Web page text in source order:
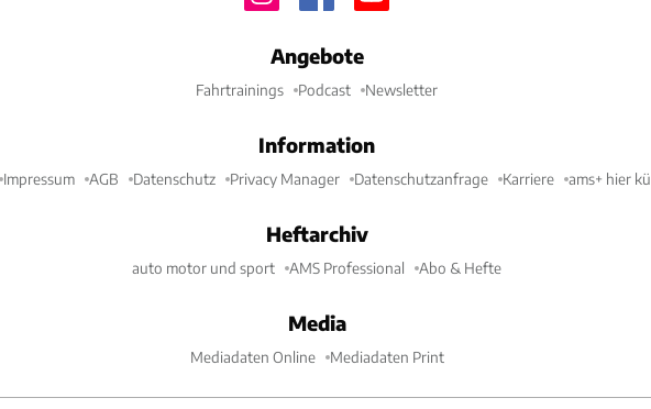
Angebote
Fahrtrainings Podcast Newsletter
Information
Impressum AGB Datenschutz Privacy Manager Datenschutzanfrage Karriere ams+ hier
Heftarchiv
auto motor und sport AMS Professional Abo & Hefte
Media
Mediadaten Online Mediadaten Print